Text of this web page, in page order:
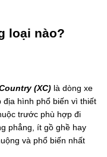
loại nào?
(XC) là dòng xe
địa hình phổ biến vì thiết
trước phù hợp đi
phẳng, ít gồ ghề hay
và phổ biến nhất